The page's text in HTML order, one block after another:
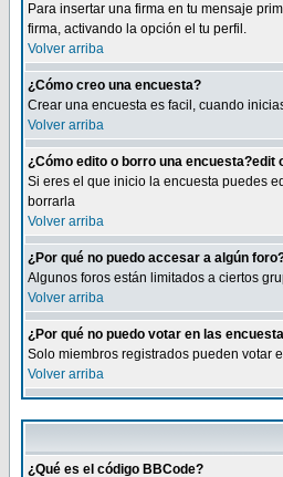
Para insertar una firma en tu mensaje
firma, activando la opción el tu perfil.
Volver arriba
¿Cómo creo una encuesta?
Crear una encuesta es facil, cuando
Volver arriba
¿Cómo edito o borro una encuesta?edit
Si eres el que inicio la encuesta puedes
borrarla
Volver arriba
¿Por qué no puedo accesar a algún
Algunos foros están limitados a ciertos
Volver arriba
¿Por qué no puedo votar en las
Solo miembros registrados pueden votar
Volver arriba
¿Qué es el código BBCode?